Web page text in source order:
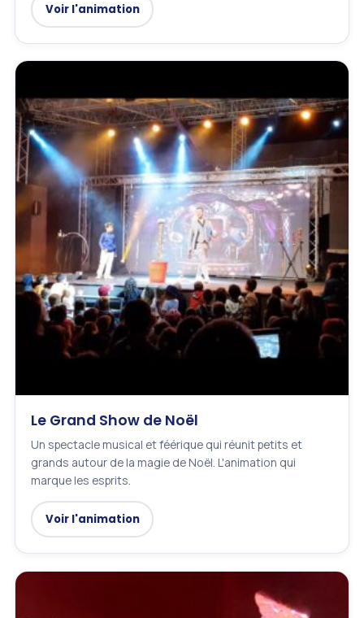
Voir l'animation
Le Grand Show de Noël
Un spectacle musical et féérique qui réunit petits et
grands autour de la magie de Noël. L'animation qui
marque les esprits.
Voir l'animation